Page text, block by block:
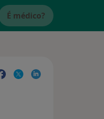
É médico?